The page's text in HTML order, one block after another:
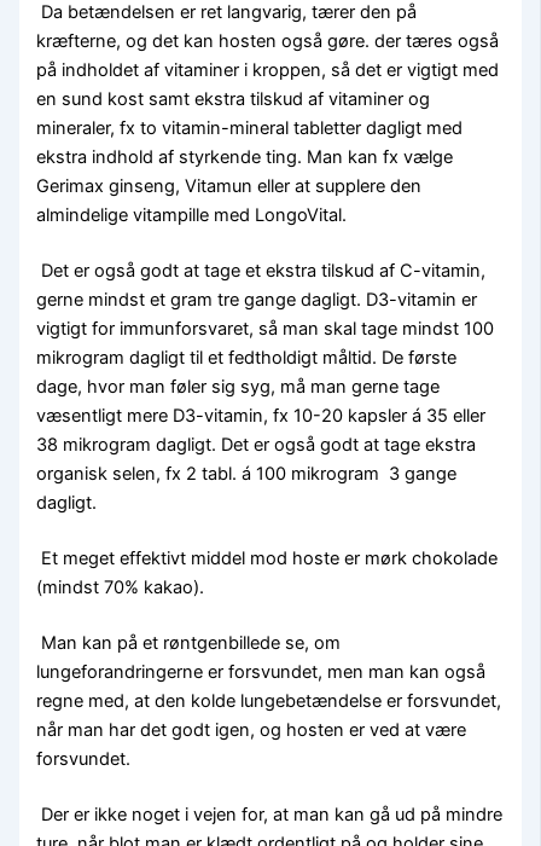
Da betændelsen er ret langvarig, tærer den på
kræfterne, og det kan hosten også gøre. der tæres også
på indholdet af vitaminer i kroppen, så det er vigtigt med
en sund kost samt ekstra tilskud af vitaminer og
mineraler, fx to vitamin-mineral tabletter dagligt med
ekstra indhold af styrkende ting. Man kan fx vælge
Gerimax ginseng, Vitamun eller at supplere den
almindelige vitampille med LongoVital.
Det er også godt at tage et ekstra tilskud af C-vitamin,
gerne mindst et gram tre gange dagligt. D3-vitamin er
vigtigt for immunforsvaret, så man skal tage mindst 100
mikrogram dagligt til et fedtholdigt måltid. De første
dage, hvor man føler sig syg, må man gerne tage
væsentligt mere D3-vitamin, fx 10-20 kapsler á 35 eller
38 mikrogram dagligt. Det er også godt at tage ekstra
organisk selen, fx 2 tabl. á 100 mikrogram 3 gange
dagligt.
Et meget effektivt middel mod hoste er mørk chokolade
(mindst 70% kakao).
Man kan på et røntgenbillede se, om
lungeforandringerne er forsvundet, men man kan også
regne med, at den kolde lungebetændelse er forsvundet,
når man har det godt igen, og hosten er ved at være
forsvundet.
Der er ikke noget i vejen for, at man kan gå ud på mindre